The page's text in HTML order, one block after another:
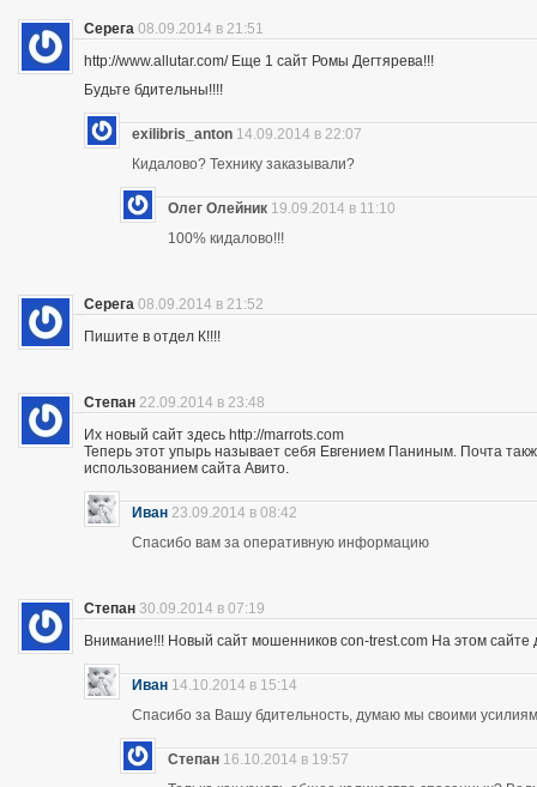
Серега 08.09.2014 в 21:51
http://www.allutar.com/ Еще 1 сайт Ромы Дегтярева!!!
Будьте бдительны!!!!
exilibris_anton 14.09.2014 в 22:07
Кидалово? Технику заказывали?
Олег Олейник 19.09.2014 в 11:10
100% кидалово!!!
Серега 08.09.2014 в 21:52
Пишите в отдел К!!!!
Степан 22.09.2014 в 23:48
Их новый сайт здесь http://marrots.com
Теперь этот упырь называет себя Евгением Паниным. Почта
использованием сайта Авито.
Иван 23.09.2014 в 08:42
Спасибо вам за оперативную информацию
Степан 30.09.2014 в 07:19
Внимание!!! Новый сайт мошенников con-trest.com На этом сайте
Иван 14.10.2014 в 15:14
Спасибо за Вашу бдительность, думаю мы своими
Степан 16.10.2014 в 19:57